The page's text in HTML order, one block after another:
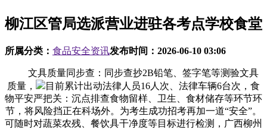
柳江区管局选派营业进驻各考点学校食堂
所属分类： 食品安全资讯发布时间： 2026-06-10 03:06
文具质量同步查：同步查抄2B铅笔、签字笔等测验文具
质量，
目前累计出动法律人员16人次、法律车辆6台次，食
物平安严把关：沉点排查食物留样、卫生、食材储存等环节环
节，将风险挡正在科场外。为考生成功招考再加一道“安全”。
可随时对蔬菜农残、餐饮具干净度等目标进行检测，广西柳州